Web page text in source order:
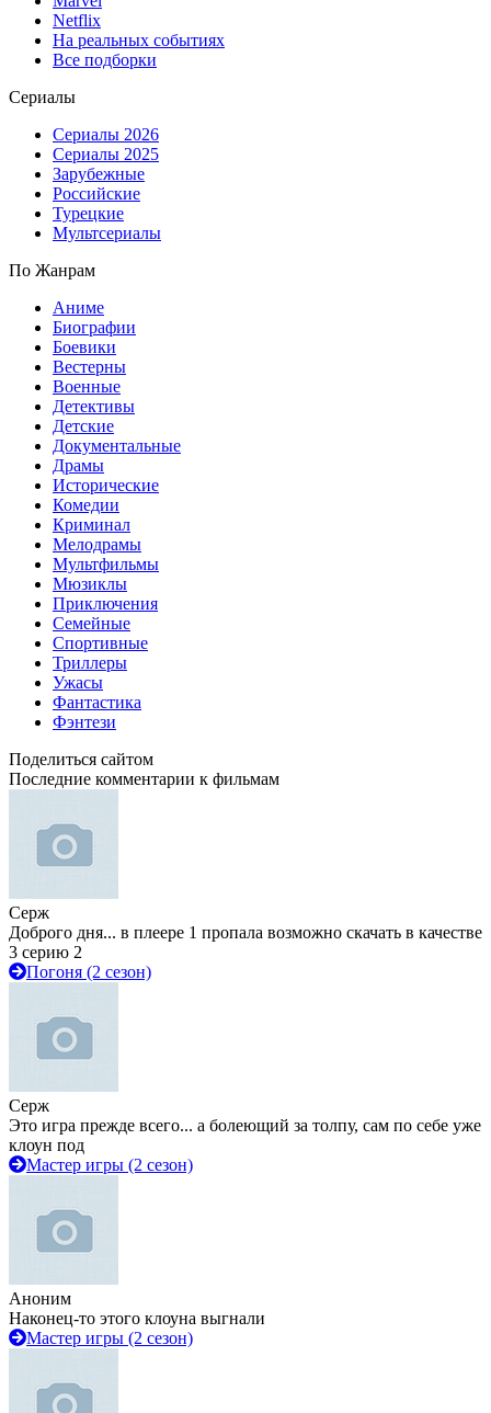
Netflix
На реальных событиях
Все подборки
Сериалы
Сериалы 2026
Сериалы 2025
Зарубежные
Российские
Турецкие
Мультсериалы
По Жанрам
Аниме
Биографии
Боевики
Вестерны
Военные
Детективы
Детские
Документальные
Драмы
Исторические
Комедии
Криминал
Мелодрамы
Мультфильмы
Мюзиклы
Приключения
Семейные
Спортивные
Триллеры
Ужасы
Фантастика
Фэнтези
Поделиться сайтом
Последние комментарии к фильмам
Серж
Доброго дня... в плеере 1 пропала возможно скачать в качестве
3 серию 2
Погоня (2 сезон)
Серж
Это игра прежде всего... а болеющий за толпу, сам по себе уже
клоун под
Мастер игры (2 сезон)
Аноним
Наконец-то этого клоуна выгнали
Мастер игры (2 сезон)